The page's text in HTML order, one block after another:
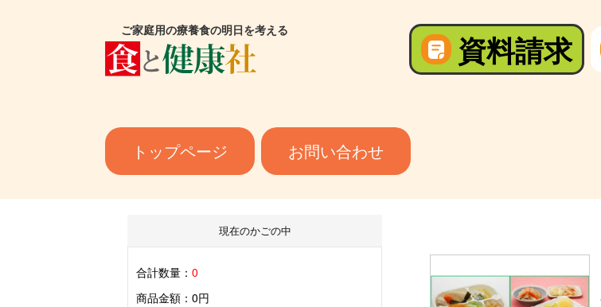
ご家庭用の療養食の明日を考える 資料請求
トップページ お問い合わせ
現在のかごの中
合計数量： 0
商品金額： 0円